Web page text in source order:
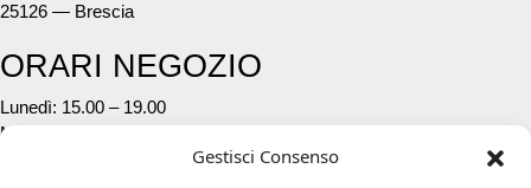
Gestisci Consenso
25126 — Brescia
ORARI NEGOZIO
Lunedì: 15.00 – 19.00
Mar. – Ven.: 09.30 – 12:30 / 15.00 – 19.00
Sabato: 09.30 – 12.30 / 15.00 – 19.30